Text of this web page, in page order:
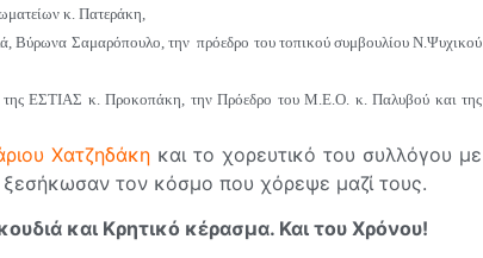
κ. Πατεράκη,
Βύρωνα Σαμαρόπουλο, την πρόεδρο του τοπικού συμβουλίου Ν.Ψυχικού
της ΕΣΤΙΑΣ κ. Προκοπάκη, την Πρόεδρο του Μ.Ε.Ο. κ. Παλυβού και της
Χατζηδάκη και το χορευτικό του συλλόγου με
ξεσήκωσαν τον κόσμο που χόρεψε μαζί τους.
και Κρητικό κέρασμα. Και του Χρόνου!